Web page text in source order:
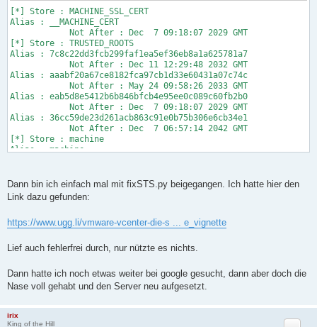
[*] Store : MACHINE_SSL_CERT
Alias : __MACHINE_CERT
Not After : Dec 7 09:18:07 2029 GMT
[*] Store : TRUSTED_ROOTS
Alias : 7c8c22dd3fcb299faf1ea5ef36eb8a1a625781a7
Not After : Dec 11 12:29:48 2032 GMT
Alias : aaabf20a67ce8182fca97cb1d33e60431a07c74c
Not After : May 24 09:58:26 2033 GMT
Alias : eab5d8e5412b6b846bfcb4e95ee0c089c60fb2b0
Not After : Dec 7 09:18:07 2029 GMT
Alias : 36cc59de23d261acb863c91e0b75b306e6cb34e1
Not After : Dec 7 06:57:14 2042 GMT
[*] Store : machine
Alias : machine
Alias : vsphere-webclient
Not After : May 29 09:48:28 2025 GMT
[*] Store : vpxd
Not After : May 29 09:48:29 2025 GMT
Alias : vpxd-extension
[*] Store : data-encipherment
Alias : data-encipherment
[*] Store : SMS
Alias : sms_self_signed
Dann bin ich einfach mal mit fixSTS.py beigegangen. Ich hatte hier den
Link dazu gefunden:
https://www.ugg.li/vmware-vcenter-die-s ... e_vignette
Lief auch fehlerfrei durch, nur nützte es nichts.
Dann hatte ich noch etwas weiter bei google gesucht, dann aber doch die
Nase voll gehabt und den Server neu aufgesetzt.
irix
King of the Hill
Zitat